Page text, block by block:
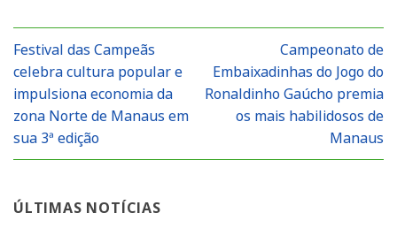
Festival das Campeãs
celebra cultura popular e
impulsiona economia da
zona Norte de Manaus em
sua 3ª edição
Campeonato de
Embaixadinhas do Jogo do
Ronaldinho Gaúcho premia
os mais habilidosos de
Manaus
ÚLTIMAS NOTÍCIAS